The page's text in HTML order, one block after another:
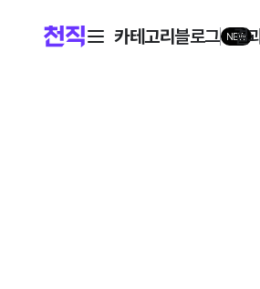
카테고리 블로그 NEW
결